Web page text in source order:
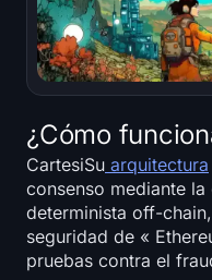
¿Cómo
CartesiSu arquitectura
consenso mediante
determinista off-
seguridad de «
pruebas contra el